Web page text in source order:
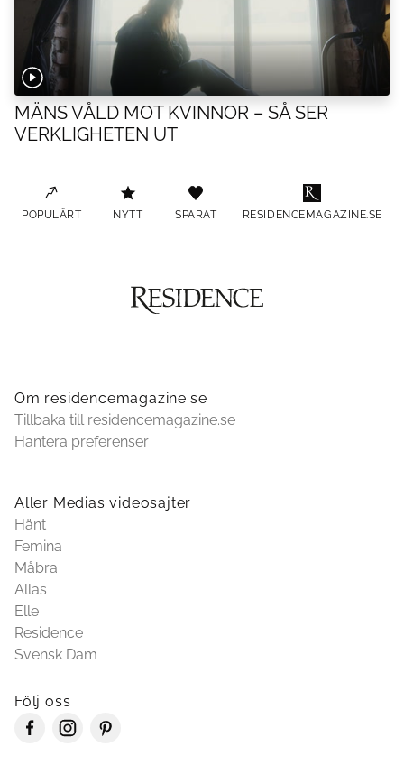
MÄNS VÅLD MOT KVINNOR – SÅ SER
VERKLIGHETEN UT
POPULÄRT NYTT SPARAT RESIDENCEMAGAZINE.SE
Om residencemagazine.se
Tillbaka till residencemagazine.se
Hantera preferenser
Aller Medias videosajter
Hänt
Femina
Måbra
Allas
Elle
Residence
Svensk Dam
Följ oss